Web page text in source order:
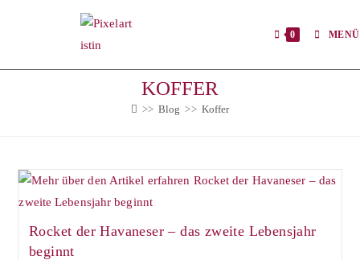
0 MENÜ
KOFFER
>> Blog >> Koffer
Rocket der Havaneser – das zweite Lebensjahr
beginnt